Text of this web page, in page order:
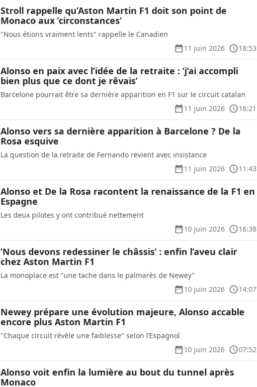
Stroll rappelle qu’Aston Martin F1 doit son point de
Monaco aux ’circonstances’
"Nous étions vraiment lents" rappelle le Canadien
11 juin 2026
18:53
Alonso en paix avec l’idée de la retraite : ’j’ai accompli
bien plus que ce dont je rêvais’
Barcelone pourrait être sa dernière apparition en F1 sur le circuit catalan
11 juin 2026
16:21
Alonso vers sa dernière apparition à Barcelone ? De la
Rosa esquive
La question de la retraite de Fernando revient avec insistance
11 juin 2026
11:43
Alonso et De la Rosa racontent la renaissance de la F1 en
Espagne
Les deux pilotes y ont contribué nettement
10 juin 2026
16:38
’Nous devons redessiner le châssis’ : enfin l’aveu clair
chez Aston Martin F1
La monoplace est "une tache dans le palmarès de Newey"
10 juin 2026
14:07
Newey prépare une évolution majeure, Alonso accable
encore plus Aston Martin F1
"Chaque circuit révèle une faiblesse" selon l’Espagnol
10 juin 2026
07:52
Alonso voit enfin la lumière au bout du tunnel après
Monaco